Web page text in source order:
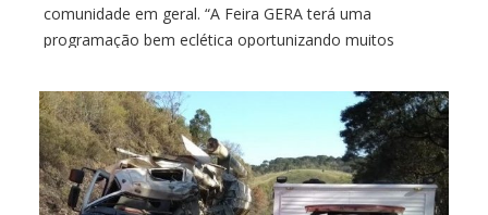
comunidade em geral. “A Feira GERA terá uma
programação bem eclética oportunizando muitos
comentou a presidente da ACIOC, Tânia Durigon.
Conheça a […]